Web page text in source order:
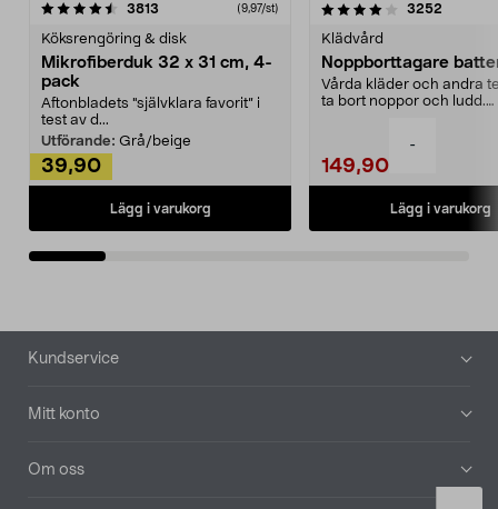
-
3813 (9,97/st)
Köksrengöring & disk
Mikrofiberduk 32 x 31 cm, 4-
pack
Aftonbladets "självklara favorit” i
test av d...
Utförande: Grå/beige
39,90
Lägg i varukorg
4.0av 5 stjärnor 3252
Klädvård
Noppborttagare
Vårda kläder och andra
ta bort noppor och ludd.
149,90
Lägg i varukorg
4.5av 5 stjärnor
Sidfot
Kundservice
Mitt konto
Om oss